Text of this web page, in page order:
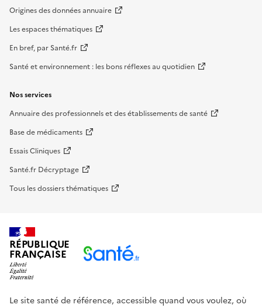
Origines des données annuaire
Les espaces thématiques
En bref, par Santé.fr
Santé et environnement : les bons réflexes au quotidien
Nos services
Annuaire des professionnels et des établissements de santé
Base de médicaments
Essais Cliniques
Santé.fr Décryptage
Tous les dossiers thématiques
RÉPUBLIQUE
FRANÇAISE
Le site santé de référence, accessible quand vous voulez, où